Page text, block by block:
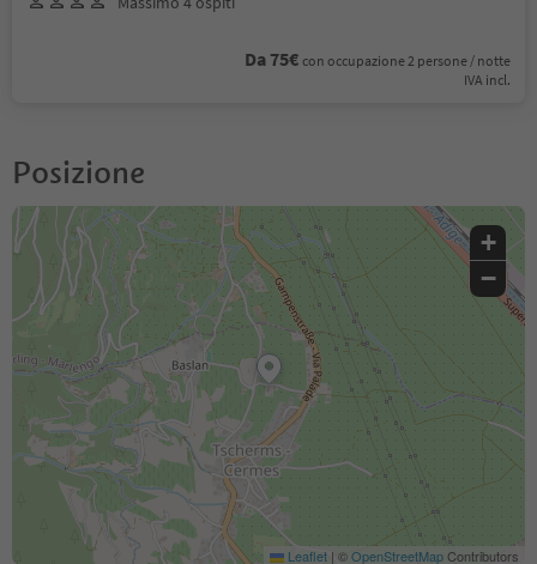
Da 75€ con occupazione 2 persone / notte
IVA incl.
Posizione
+
−
Leaflet | ©OpenStreetMapContributors